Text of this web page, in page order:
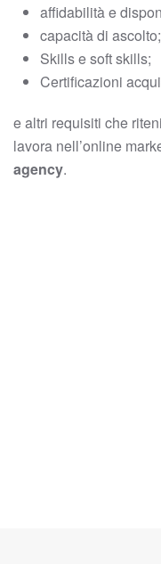
affidabilità e
capacità di ascolto;
Skills e soft skills;
Certificazioni
e altri requisiti che
lavora nell’online
agency.